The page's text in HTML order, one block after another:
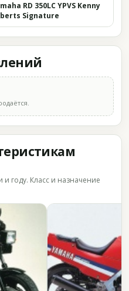
RD 350LC YPVS Kenny
Signature
году. Класс и назначение